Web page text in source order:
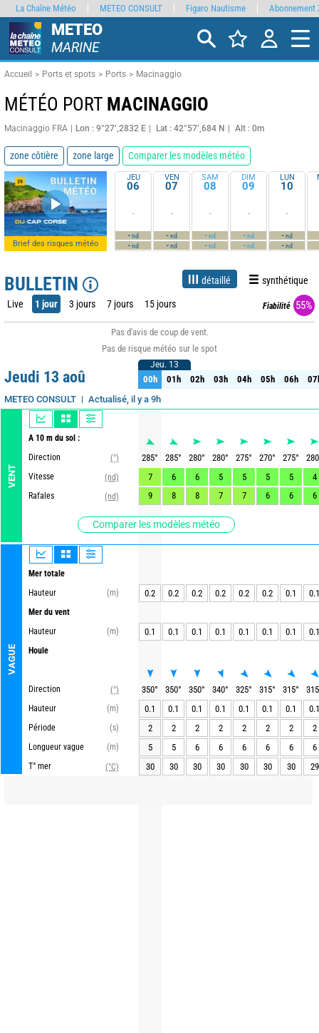
METEO
MARINE
Accueil Ports et spots Ports Macinaggio
MÉTÉO PORT MACINAGGIO
Macinaggio FRA Lon : 9°27’,2832 E Lat : 42°57’,684 N Alt : 0m
zone côtière zone large Comparer les modèles météo
Brief des risques météo
JEU
06
-
-nd
-nd
VEN
07
-
-nd
-nd
SAM
08
-
-nd
-nd
DIM
09
-
-nd
-nd
LUN
10
-
-nd
-nd
BULLETIN détaillé synthétique
Live 1 jour 3 jours 7 jours 15 jours Fiabilité 55%
Pas d'avis de coup de vent.
Pas de risque météo sur le spot
Jeudi 13 aoû
METEO CONSULT Actualisé, il y a 9h
VENT
A 10 m du sol :
Direction
(°)
Vitesse
(nd)
Rafales
(nd)
Comparer les modèles météo
VAGUE
Mer totale
Hauteur
(m)
Mer du vent
Hauteur
(m)
Houle
Direction
(°)
Hauteur
(m)
Période
(s)
Longueur vague
(m)
T° mer
(°C)
Jeu. 13
00h 01h 02h 03h 04h 05h 06h
Jeu. 13
00h 01h 02h 03h 04h 05h 06h
285° 285° 280° 280° 275° 270° 275°
280
7
6 6 5 5 5 5
4
9
8 8 7 7 6 6 6
0.2 0.2 0.2 0.2 0.2 0.2 0.1 0.1
0.1 0.1 0.1 0.1 0.1 0.1 0.1 0.1
350° 350° 350° 340° 325° 315° 315°
315
0.1
0.1 0.1 0.1 0.1 0.1 0.1
0.1
2
2 2 2 2 2 2
2
5
5 6 6 6 6 6
6
30
30 30 30 30 30 30 29
La Chaîne Météo METEO CONSULT Figaro Nautisme Abonnement